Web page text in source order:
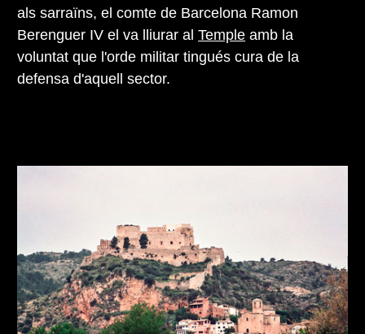
als sarraïns, el comte de Barcelona Ramon
Berenguer IV el va lliurar al Temple amb la
voluntat que l'orde militar tingués cura de la
defensa d'aquell sector.